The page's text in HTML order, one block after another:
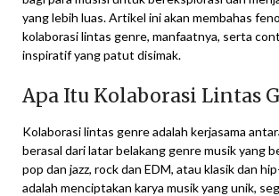
yang lebih luas. Artikel ini akan membahas
kolaborasi lintas genre, manfaatnya, serta
inspiratif yang patut disimak.
Apa Itu Kolaborasi Lintas
Kolaborasi lintas genre adalah kerjasama
berasal dari latar belakang genre musik yang
pop dan jazz, rock dan EDM, atau klasik dan
adalah menciptakan karya musik yang unik,